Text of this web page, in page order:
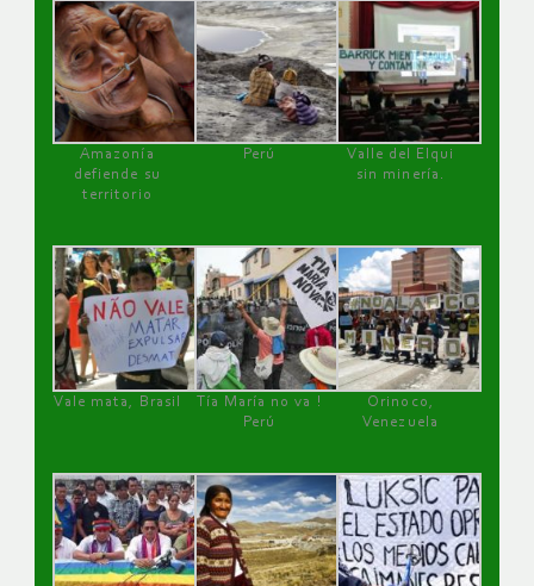
Amazonía
defiende su
territorio
Perú
Valle del Elqui
sin minería.
Vale mata, Brasil
Tía María no va !
Perú
Orinoco,
Venezuela